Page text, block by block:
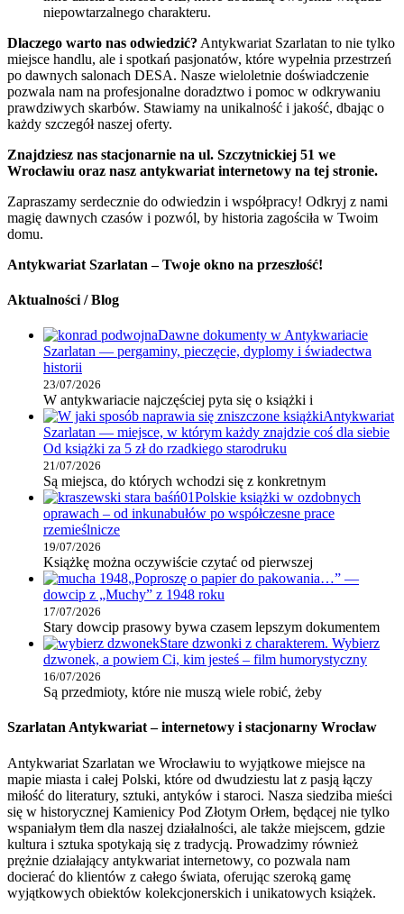
niepowtarzalnego charakteru.
Dlaczego warto nas odwiedzić? Antykwariat Szarlatan to nie tylko
miejsce handlu, ale i spotkań pasjonatów, które wypełnia przestrzeń
po dawnych salonach DESA. Nasze wieloletnie doświadczenie
pozwala nam na profesjonalne doradztwo i pomoc w odkrywaniu
prawdziwych skarbów. Stawiamy na unikalność i jakość, dbając o
każdy szczegół naszej oferty.
Znajdziesz nas stacjonarnie na ul. Szczytnickiej 51 we
Wrocławiu oraz nasz antykwariat internetowy na tej stronie.
Zapraszamy serdecznie do odwiedzin i współpracy! Odkryj z nami
magię dawnych czasów i pozwól, by historia zagościła w Twoim
domu.
Antykwariat Szarlatan – Twoje okno na przeszłość!
Aktualności / Blog
Dawne dokumenty w Antykwariacie
Szarlatan — pergaminy, pieczęcie, dyplomy i świadectwa
historii
23/07/2026
W antykwariacie najczęściej pyta się o książki i
Antykwariat
Szarlatan — miejsce, w którym każdy znajdzie coś dla siebie
Od książki za 5 zł do rzadkiego starodruku
21/07/2026
Są miejsca, do których wchodzi się z konkretnym
Polskie książki w ozdobnych
oprawach – od inkunabułów po współczesne prace
rzemieślnicze
19/07/2026
Książkę można oczywiście czytać od pierwszej
„Poproszę o papier do pakowania…” —
dowcip z „Muchy” z 1948 roku
17/07/2026
Stary dowcip prasowy bywa czasem lepszym dokumentem
Stare dzwonki z charakterem. Wybierz
dzwonek, a powiem Ci, kim jesteś – film humorystyczny
16/07/2026
Są przedmioty, które nie muszą wiele robić, żeby
Szarlatan Antykwariat – internetowy i stacjonarny Wrocław
Antykwariat Szarlatan we Wrocławiu to wyjątkowe miejsce na
mapie miasta i całej Polski, które od dwudziestu lat z pasją łączy
miłość do literatury, sztuki, antyków i staroci. Nasza siedziba mieści
się w historycznej Kamienicy Pod Złotym Orłem, będącej nie tylko
wspaniałym tłem dla naszej działalności, ale także miejscem, gdzie
kultura i sztuka spotykają się z tradycją. Prowadzimy również
prężnie działający antykwariat internetowy, co pozwala nam
docierać do klientów z całego świata, oferując szeroką gamę
wyjątkowych obiektów kolekcjonerskich i unikatowych książek.